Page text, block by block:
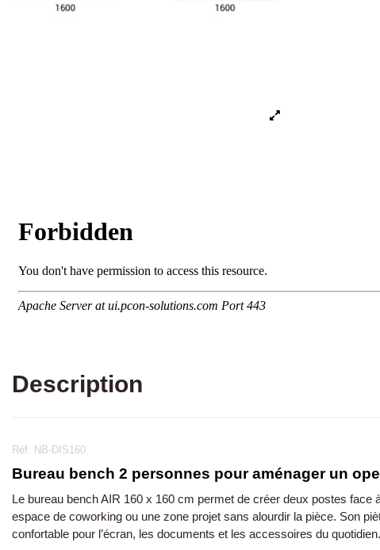
Description
Réf. NB-DIS160
Bureau bench 2 personnes pour aménager un
Le bureau bench AIR 160 x 160 cm permet de créer deux postes
espace de coworking ou une zone projet sans alourdir la pièce. Son
confortable pour l’écran, les documents et les accessoires du quotidien.